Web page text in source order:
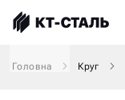
Головна Круг